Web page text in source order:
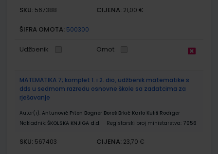
SKU: 567388 CIJENA: 21,00 €
ŠIFRA OMOTA: 500300
Udžbenik Omot
MATEMATIKA 7; komplet 1. i 2. dio, udžbenik matematike s
dds u sedmom razredu osnovne škole sa zadatcima za
rješavanje
Autor(i): Antunović Piton Bogner Boroš Brkić Karlo Kuliš Rodiger
Nakladnik: ŠKOLSKA KNJIGA d.d. Registarski broj ministarstva: 7056
SKU: 567403 CIJENA: 23,70 €